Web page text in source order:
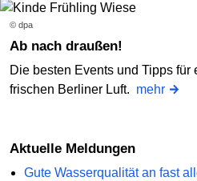
© dpa
Ab nach draußen!
Die besten Events und Tipps für
frischen Berliner Luft. mehr
Aktuelle Meldungen
Gute Wasserqualität an fast